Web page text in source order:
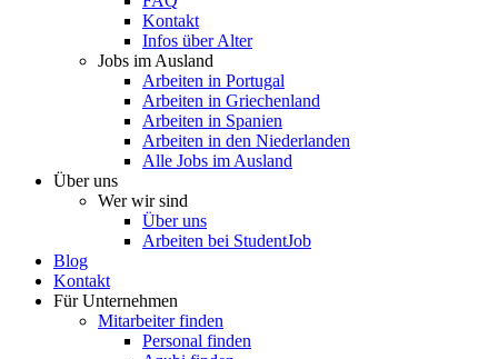
Kontakt
Infos über Alter
Jobs im Ausland
Arbeiten in Portugal
Arbeiten in Griechenland
Arbeiten in Spanien
Arbeiten in den Niederlanden
Alle Jobs im Ausland
Über uns
Wer wir sind
Über uns
Arbeiten bei StudentJob
Blog
Kontakt
Für Unternehmen
Mitarbeiter finden
Personal finden